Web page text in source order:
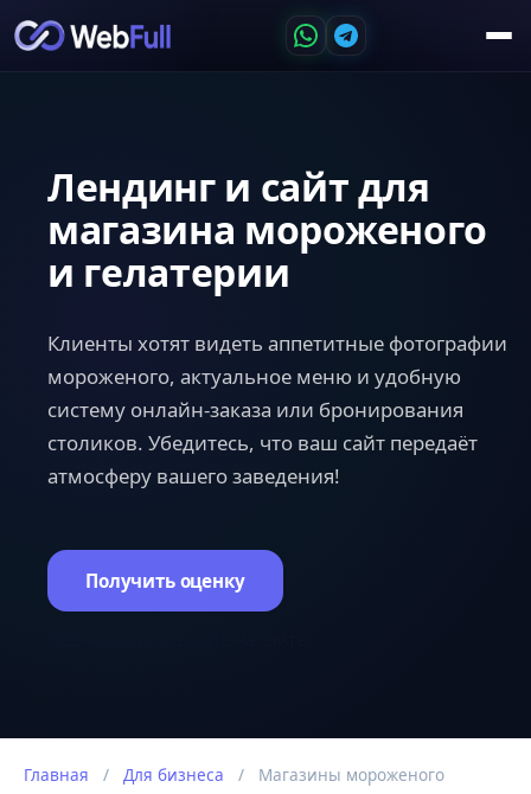
Лендинг и сайт для
магазина мороженого
и гелатерии
Клиенты хотят видеть аппетитные фотографии
мороженого, актуальное меню и удобную
систему онлайн-заказа или бронирования
столиков. Убедитесь, что ваш сайт передаёт
атмосферу вашего заведения!
Получить оценку
Главная / Для бизнеса / Магазины мороженого